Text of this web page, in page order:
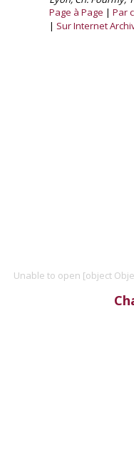
Page à Page
Par
Sur Internet
Unable to open [object